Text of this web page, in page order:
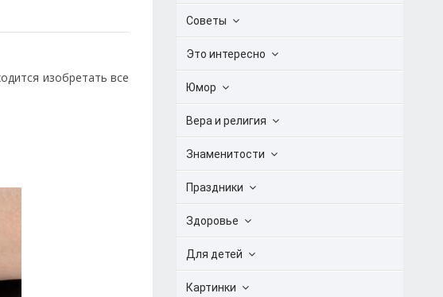
изобретать все
Советы
Это интересно
Юмор
Вера и религия
Знаменитости
Праздники
Здоровье
Для детей
Картинки